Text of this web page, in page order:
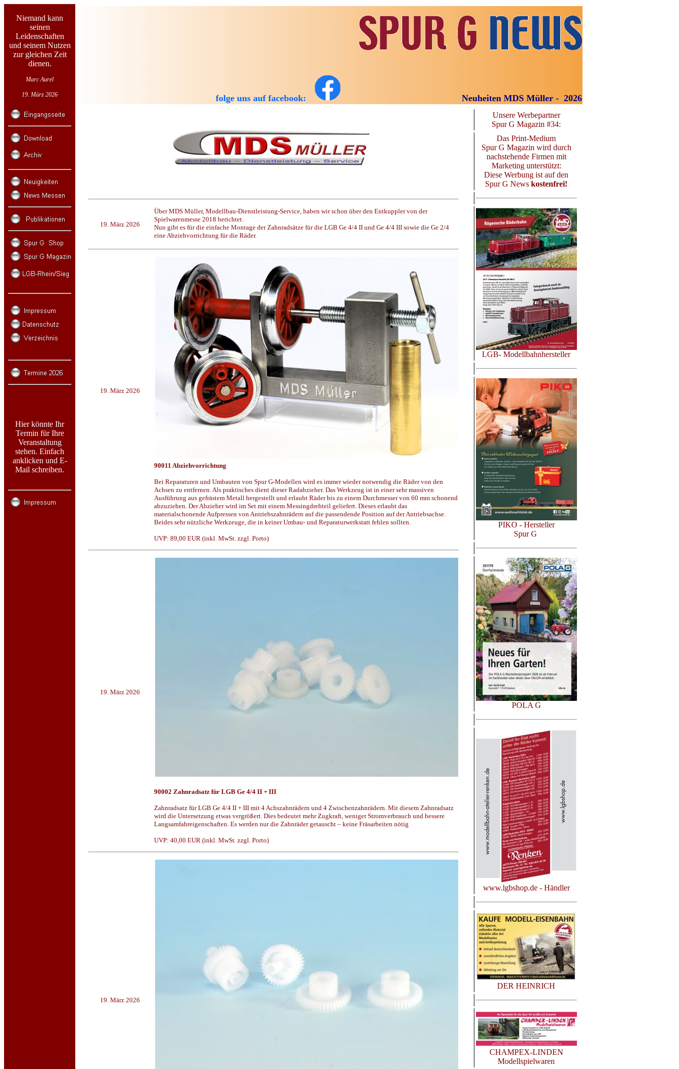
Niemand kann
seinen
Leidenschaften
und seinem Nutzen
zur gleichen Zeit
dienen.
Marc Aurel
19. März 2026 folge uns auf facebook: Neuheiten MDS Müller - 2026
Hier könnte Ihr
Termin für Ihre
Veranstaltung
stehen. Einfach
anklicken und E-
Mail schreiben.
19. März 2026
Über MDS Müller, Modellbau-Dienstleistung-Service, haben wir schon über den Entkuppler von der
Spielwarenmesse 2018 berichtet.
Nun gibt es für die einfache Montage der Zahnradsätze für die LGB Ge 4/4 II und Ge 4/4 III sowie die Ge 2/4
eine Abziehvorrichtung für die Räder.
19. März 2026
90011 Abziehvorrichtung
Bei Reparaturen und Umbauten von Spur G-Modellen wird es immer wieder notwendig die Räder von den
Achsen zu entfernen. Als praktisches dient dieser Radabzieher. Das Werkzeug ist in einer sehr massiven
Ausführung aus gefrästem Metall hergestellt und erlaubt Räder bis zu einem Durchmesser von 60 mm schonend
abzuziehen. Der Abzieher wird im Set mit einem Messingdrehteil geliefert. Dieses erlaubt das
materialschonende Aufpressen von Antriebszahnrädern auf die passendende Position auf der Antriebsachse.
Beides sehr nützliche Werkzeuge, die in keiner Umbau- und Reparaturwerkstatt fehlen sollten.
UVP: 89,00 EUR (inkl. MwSt. zzgl. Porto)
19. März 2026
90002 Zahnradsatz für LGB Ge 4/4 II + III
Zahnradsatz für LGB Ge 4/4 II + III mit 4 Achszahnrädern und 4 Zwischenzahnrädern. Mit diesem Zahnradsatz
wird die Untersetzung etwas vergrößert. Dies bedeutet mehr Zugkraft, weniger Stromverbrauch und bessere
Langsamfahreigenschaften. Es werden nur die Zahnräder getauscht – keine Fräsarbeiten nötig
UVP: 40,00 EUR (inkl. MwSt. zzgl. Porto)
19. März 2026
Unsere Werbepartner
Spur G Magazin #34:
Das Print-Medium
Spur G Magazin wird durch
nachstehende Firmen mit
Marketing unterstützt:
Diese Werbung ist auf den
Spur G News kostenfrei!
LGB- Modellbahnhersteller
PIKO - Hersteller
Spur G
POLA G
www.lgbshop.de - Händler
DER HEINRICH
CHAMPEX-LINDEN
Modellspielwaren